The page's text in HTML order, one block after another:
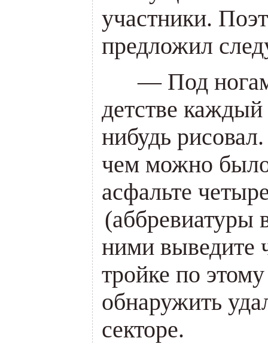
участники.
предложил
___— Под
детстве
нибудь
чем можно
асфальте
(аббревиатуры
ними выведите
тройке по
обнаружить
секторе.